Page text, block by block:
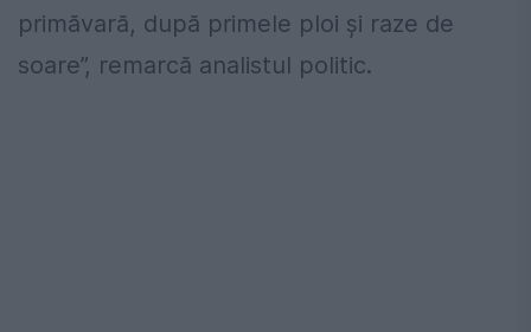
primăvară, după primele ploi și raze de
soare”, remarcă analistul politic.